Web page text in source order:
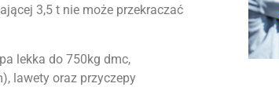
3,5 t nie może przekraczać
lekka do 750kg dmc,
lawety oraz przyczepy